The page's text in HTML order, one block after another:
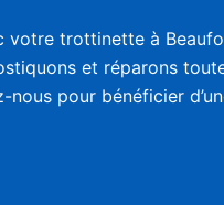
votre trottinette à
et réparons
pour bénéficier